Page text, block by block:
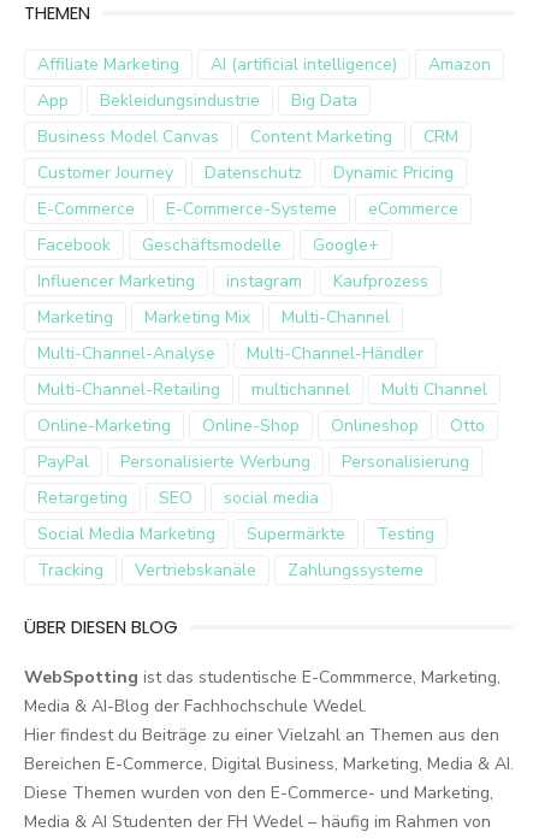
THEMEN
Affiliate Marketing AI (artificial intelligence)
Amazon
App
Bekleidungsindustrie
Big Data
Business Model Canvas
Content Marketing
CRM
Customer Journey
Datenschutz
Dynamic Pricing
E-Commerce
E-Commerce-Systeme
eCommerce
Facebook
Geschäftsmodelle
Google+
Influencer Marketing
instagram
Kaufprozess
Marketing
Marketing Mix
Multi-Channel
Multi-Channel-Analyse
Multi-Channel-Händler
Multi-Channel-Retailing
multichannel
Multi Channel
Online-Marketing
Online-Shop Onlineshop
Otto
PayPal
Personalisierte Werbung
Personalisierung
Retargeting
SEO
social media
Social Media Marketing
Supermärkte
Testing
Tracking
Vertriebskanäle Zahlungssysteme
ÜBER DIESEN BLOG
WebSpotting ist das studentische E-Commmerce, Marketing,
Media & AI-Blog der Fachhochschule Wedel.
Hier findest du Beiträge zu einer Vielzahl an Themen aus den
Bereichen E-Commerce, Digital Business, Marketing, Media & AI.
Diese Themen wurden von den E-Commerce- und Marketing,
Media & AI Studenten der FH Wedel – häufig im Rahmen von